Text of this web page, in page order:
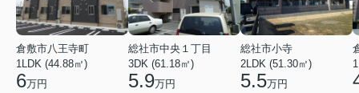
倉敷市八王寺町
1LDK (44.88㎡)
6万円
総社市中央１丁目
3DK (61.18㎡)
5.9万円
総社市小寺
2LDK (51.30㎡)
5.5万円